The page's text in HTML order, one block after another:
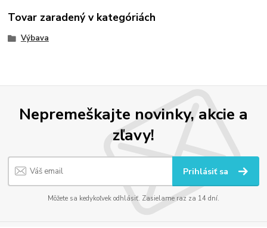
Tovar zaradený v kategóriách
Výbava
Nepremeškajte novinky, akcie a
zľavy!
Prihlásiť sa
Môžete sa kedykoľvek odhlásiť. Zasielame raz za 14 dní.